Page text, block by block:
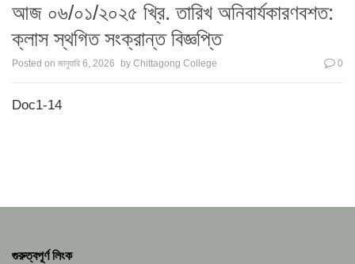
আজ ০৬/০১/২০২৫ খ্রি. তারিখ অনিবার্যকারণবশত:
ক্লাস স্থগিত সংক্রান্ত বিজ্ঞপ্তি
Posted on জানুয়ারি 6, 2026 by Chittagong College 0
Doc1-14
গুরুত্বপূর্ণ লিংক